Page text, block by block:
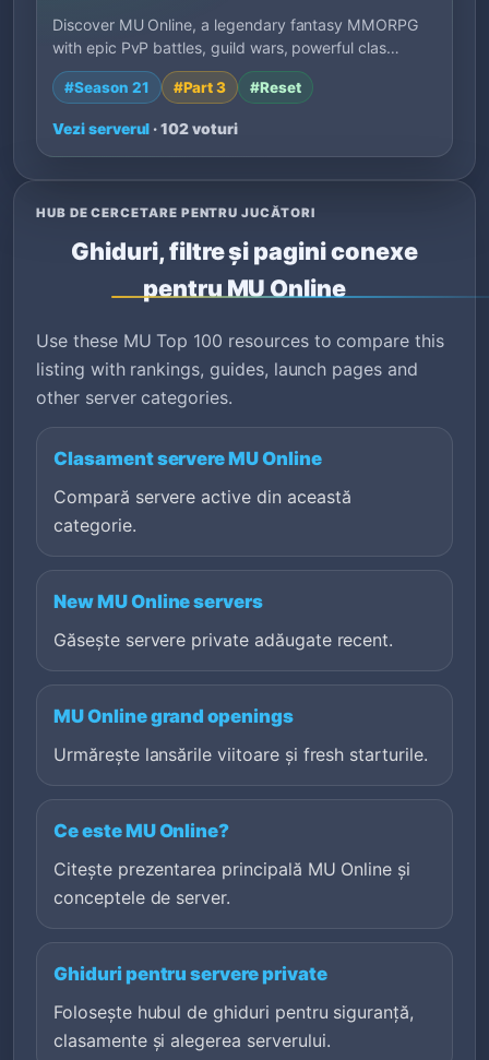
Discover MU Online, a legendary fantasy MMORPG
with epic PvP battles, guild wars, powerful clas…
#Season 21 #Part 3 #Reset
Vezi serverul · 102 voturi
HUB DE CERCETARE PENTRU JUCĂTORI
Ghiduri, filtre și pagini conexe
pentru MU Online
Use these MU Top 100 resources to compare this
listing with rankings, guides, launch pages and
other server categories.
Clasament servere MU Online
Compară servere active din această
categorie.
New MU Online servers
Găsește servere private adăugate recent.
MU Online grand openings
Urmărește lansările viitoare și fresh starturile.
Ce este MU Online?
Citește prezentarea principală MU Online și
conceptele de server.
Ghiduri pentru servere private
Folosește hubul de ghiduri pentru siguranță,
clasamente și alegerea serverului.